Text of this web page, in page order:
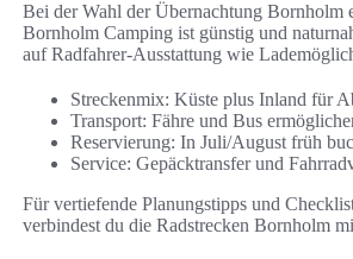
Bei der Wahl der Übernachtung Bornholm
Bornholm Camping ist günstig und
auf Radfahrer-Ausstattung wie
Streckenmix: Küste plus Inland für
Transport: Fähre und Bus
Reservierung: In Juli/August früh
Service: Gepäcktransfer und
Für vertiefende Planungstipps und
verbindest du die Radstrecken Bornholm